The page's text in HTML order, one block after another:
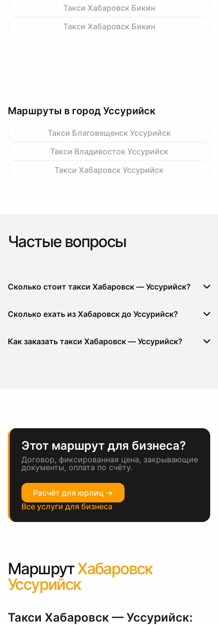
Такси Хабаровск Бикин
Такси Хабаровск Бикин
Маршруты в город Уссурийск
Такси Благовещенск Уссурийск
Такси Владивосток Уссурийск
Такси Хабаровск Уссурийск
Частые вопросы
Сколько стоит такси Хабаровск — Уссурийск?
Сколько ехать из Хабаровск до Уссурийск?
Как заказать такси Хабаровск — Уссурийск?
Этот маршрут для бизнеса?
Договор, фиксированная цена, закрывающие
документы, оплата по счёту.
Расчёт для юрлиц →
Все услуги для бизнеса
МаршрутХабаровск
Уссурийск
Такси Хабаровск — Уссурийск: